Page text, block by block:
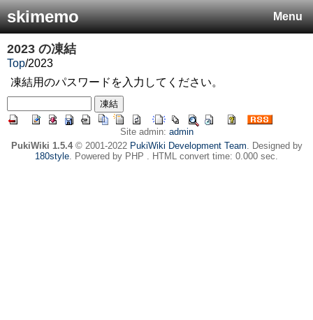
Menu
skimemo
2023 の凍結
Top/2023
凍結用のパスワードを入力してください。
Site admin: admin
PukiWiki 1.5.4© 2001-2022 PukiWiki Development Team. Designed by
180style. Powered by PHP . HTML convert time: 0.000 sec.